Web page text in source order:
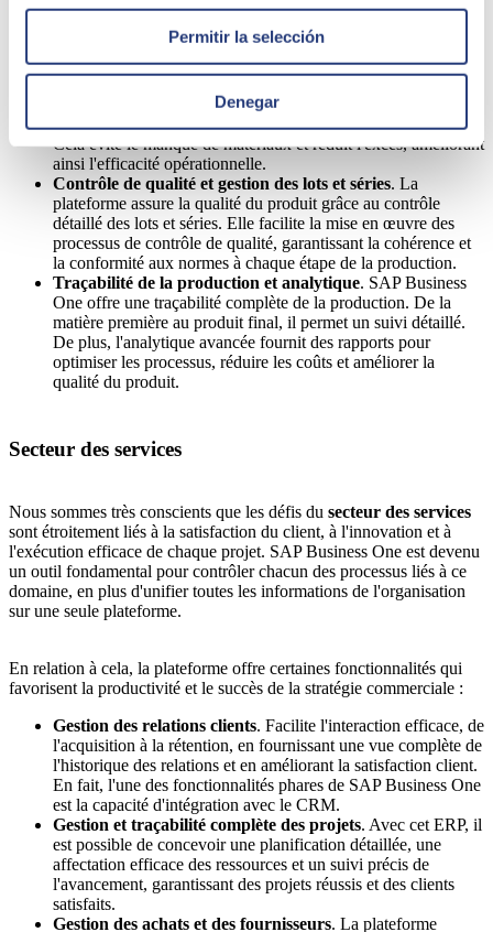
Permitir la selección
Denegar
ordres de production. Facilite la planification des ressources
et des ordres de production avec une approche intégrée.
L'outil améliore la précision dans l'affectation des ressources,
garantissant une production efficace etrespectant les délais de
Gestion des inventaires. Cette tâche est ajustée en
fournissant une visibilité en temps réel des niveaux de stock.
Cela évite le manque de matériaux et réduit l'excès, améliorant
ainsi l'efficacité opérationnelle.
Contrôle de qualité et gestion des lots et séries. La
plateforme assure la qualité du produit grâce au contrôle
détaillé des lots et séries. Elle facilite la mise en œuvre des
processus de contrôle de qualité, garantissant la cohérence et
la conformité aux normes à chaque étape de la production.
Traçabilité de la production et analytique. SAP Business
One offre une traçabilité complète de la production. De la
matière première au produit final, il permet un suivi détaillé.
De plus, l'analytique avancée fournit des rapports pour
optimiser les processus, réduire les coûts et améliorer la
qualité du produit.
Secteur des services
Nous sommes très conscients que les défis du secteur des services
sont étroitement liés à la satisfaction du client, à l'innovation et à
l'exécution efficace de chaque projet. SAP Business One est devenu
un outil fondamental pour contrôler chacun des processus liés à ce
domaine, en plus d'unifier toutes les informations de l'organisation
sur une seule plateforme.
En relation à cela, la plateforme offre certaines fonctionnalités qui
favorisent la productivité et le succès de la stratégie commerciale :
Gestion des relations clients. Facilite l'interaction efficace, de
l'acquisition à la rétention, en fournissant une vue complète de
l'historique des relations et en améliorant la satisfaction client.
En fait, l'une des fonctionnalités phares de SAP Business One
est la capacité d'intégration avec le CRM.
Gestion et traçabilité complète des projets. Avec cet ERP, il
est possible de concevoir une planification détaillée, une
affectation efficace des ressources et un suivi précis de
l'avancement, garantissant des projets réussis et des clients
satisfaits.
Gestion des achats et des fournisseurs. La plateforme